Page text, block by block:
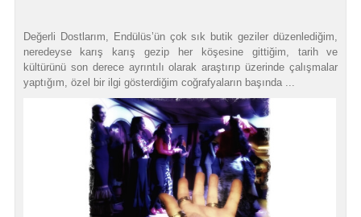
Değerli Dostlarım, Endülüs’ün çok sık butik geziler düzenlediğim,
neredeyse karış karış gezip her köşesine gittiğim, tarih ve
kültürünü son derece ayrıntılı olarak araştırıp üzerinde çalışmalar
yaptığım, özel bir ilgi gösterdiğim coğrafyaların başında ...